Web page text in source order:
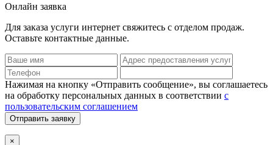
Онлайн заявка
Для заказа услуги интернет свяжитесь с отделом продаж.
Оставьте контактные данные.
Нажимая на кнопку «Отправить сообщение», вы соглашаетесь
на обработку персональных данных в соответствии с
пользовательским соглашением
Отправить заявку
×